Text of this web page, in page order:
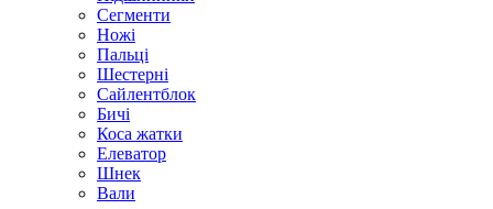
Сегменти
Ножі
Пальці
Шестерні
Сайлентблок
Бичі
Коса жатки
Елеватор
Шнек
Вали